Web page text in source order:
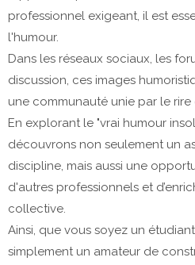
professionnel exigeant, il est
l'humour.
Dans les réseaux sociaux, les
discussion, ces images
une communauté unie par le
En explorant le "vrai humour
découvrons non seulement un
discipline, mais aussi une
d'autres professionnels et
collective.
Ainsi, que vous soyez un
simplement un amateur de